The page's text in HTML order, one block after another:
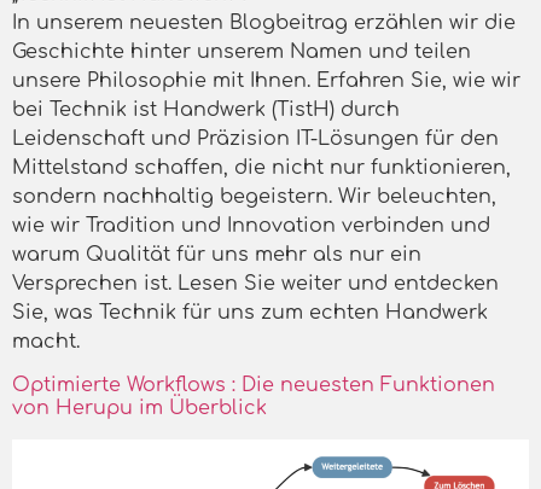
In unserem neuesten Blogbeitrag erzählen wir die
Geschichte hinter unserem Namen und teilen
unsere Philosophie mit Ihnen. Erfahren Sie, wie wir
bei Technik ist Handwerk (TistH) durch
Leidenschaft und Präzision IT-Lösungen für den
Mittelstand schaffen, die nicht nur funktionieren,
sondern nachhaltig begeistern. Wir beleuchten,
wie wir Tradition und Innovation verbinden und
warum Qualität für uns mehr als nur ein
Versprechen ist. Lesen Sie weiter und entdecken
Sie, was Technik für uns zum echten Handwerk
macht.
Optimierte Workflows : Die neuesten Funktionen
von Herupu im Überblick